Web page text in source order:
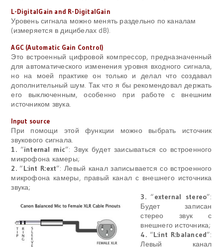
L-DigitalGain and R-DigitalGain
Уровень сигнала можно менять раздельно по каналам
(измеряется в дицибелах dB).
AGC (Automatic Gain Control)
Это встроенный цифровой компрессор, предназначенный
для автоматического изменения уровня входного сигнала,
но на моей практике он только и делал что создавал
дополнительный шум. Так что я бы рекомендовал держать
его выключенным, особенно при работе с внешним
источником звука.
Input source
При помощи этой функции можно выбрать источник
звукового сигнала.
1.“internal mic”: Звук будет заисываться со встроенного
микрофона камеры;
2.“L:int R:ext”:Левый канал записывается со встроенного
микрофона камеры, правый канал с внешнего источника
звука;
3.“external stereo”:
Будет записан
стерео звук с
внешнего источника;
4.“L:int R:balanced”:
Левый канал